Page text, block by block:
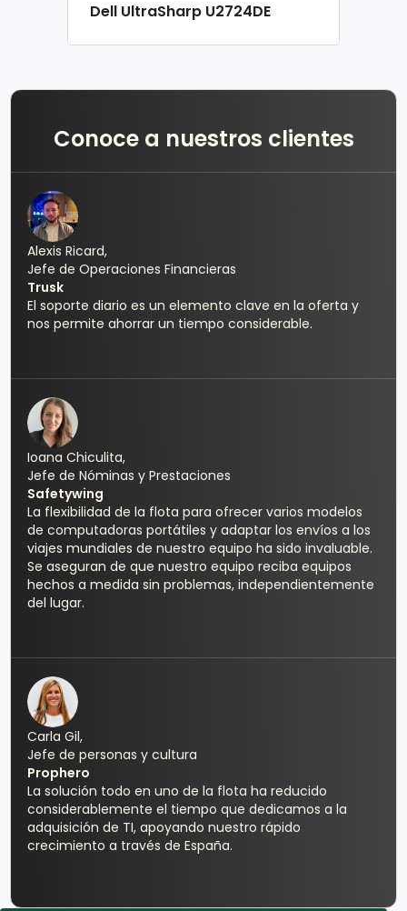
Dell UltraSharp U2724DE
Conoce a nuestros clientes
Alexis Ricard,
Jefe de Operaciones Financieras
Trusk
El soporte diario es un elemento clave en la oferta y
nos permite ahorrar un tiempo considerable.
Ioana Chiculita,
Jefe de Nóminas y Prestaciones
Safetywing
La flexibilidad de la flota para ofrecer varios modelos
de computadoras portátiles y adaptar los envíos a los
viajes mundiales de nuestro equipo ha sido invaluable.
Se aseguran de que nuestro equipo reciba equipos
hechos a medida sin problemas, independientemente
del lugar.
Carla Gil,
Jefe de personas y cultura
Prophero
La solución todo en uno de la flota ha reducido
considerablemente el tiempo que dedicamos a la
adquisición de TI, apoyando nuestro rápido
crecimiento a través de España.